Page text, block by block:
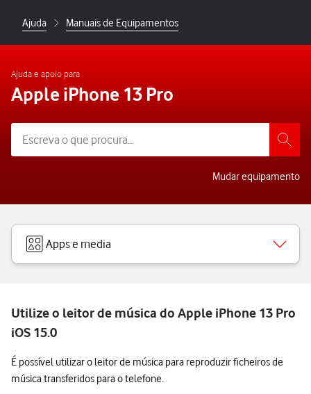
Ajuda Manuais de Equipamentos
Ajuda e apoio para
Apple iPhone 13 Pro
Mudar equipamento
Apps e media
Utilize o leitor de música do Apple iPhone 13 Pro
iOS 15.0
É possível utilizar o leitor de música para reproduzir ficheiros de
música transferidos para o telefone.